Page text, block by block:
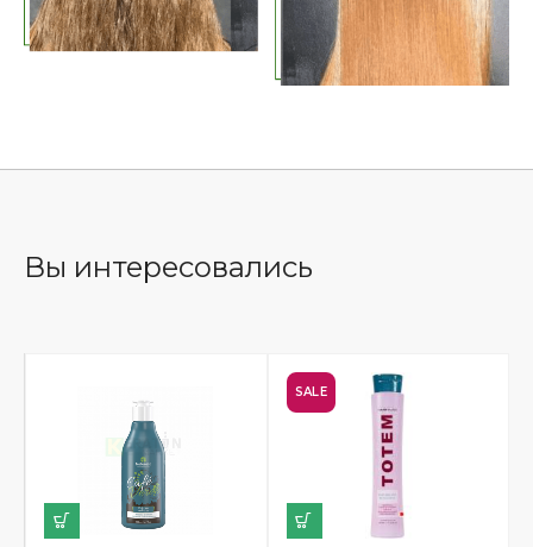
Вы интересовались
SALE